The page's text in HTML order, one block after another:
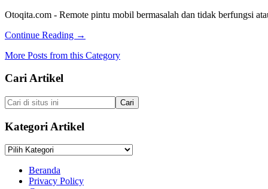
Mesin
Mobil
Kasar
Otoqita.com - Remote pintu mobil bermasalah dan tidak berfungsi
Continue Reading about
dan
Pintu
Mobil
Tidak
Berfungsi
→
More Posts from this Category
Footer
Cari Artikel
Cari
di
situs
ini
Kategori Artikel
Kategori
Beranda
Privacy Policy